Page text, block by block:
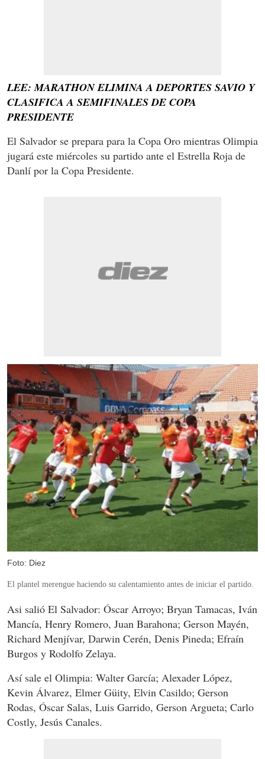
LEE: MARATHON ELIMINA A DEPORTES SAVIO Y
CLASIFICA A SEMIFINALES DE COPA
PRESIDENTE
El Salvador se prepara para la Copa Oro mientras Olimpia
jugará este miércoles su partido ante el Estrella Roja de
Danlí por la Copa Presidente.
Foto: Diez
El plantel merengue haciendo su calentamiento antes de iniciar el partido.
Asi salió El Salvador: Óscar Arroyo; Bryan Tamacas, Iván
Mancía, Henry Romero, Juan Barahona; Gerson Mayén,
Richard Menjívar, Darwin Cerén, Denis Pineda; Efraín
Burgos y Rodolfo Zelaya.
Así sale el Olimpia: Walter García; Alexader López,
Kevin Álvarez, Elmer Güity, Elvin Casildo; Gerson
Rodas, Óscar Salas, Luis Garrido, Gerson Argueta; Carlo
Costly, Jesús Canales.